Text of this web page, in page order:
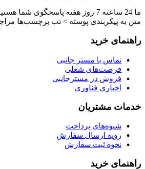
ما 24 ساعته 7 روز هفته پاسخگوی
متن به پیکربندی پوسته > تب برچسب‌ها
راهنمای خرید
تماس با مستر جانبی
فرصت‌های شغلی
فروش در مسترجانبی
اخباری فناوری
خدمات مشتریان
شیوه‌های پرداخت
رویه ارسال سفارش
نحوه ثبت سفارش
راهنمای خرید